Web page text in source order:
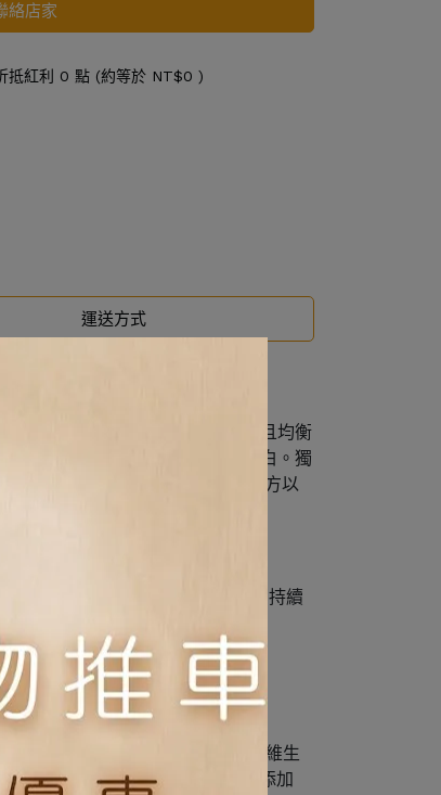
絡店家
抵紅利 0 點 (約等於 NT$0 )
運送方式
，是為狗狗日常健康配製的完整且均衡
菌斑，有助於口氣清新和牙齒潔白。獨
及獸醫師們特別研發臨床營養配方以
結石的形成。
及持續追蹤使用。建議您應定期持續
鈣、碘鹽、左旋離胺酸、維生素 (維生
素添加劑、生物素、維生素B12添加